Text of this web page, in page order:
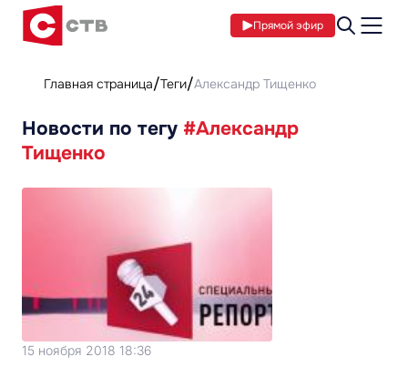
Прямой эфир
Главная страница Теги Александр Тищенко
Новости по тегу #Александр
Тищенко
15 ноября 2018 18:36